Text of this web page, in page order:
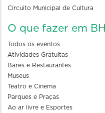
Circuito Municipal de Cultura
O que fazer em BH
Todos os eventos
Atividades Gratuitas
Bares e Restaurantes
Museus
Teatro e Cinema
Parques e Praças
Ao ar livre e Esportes